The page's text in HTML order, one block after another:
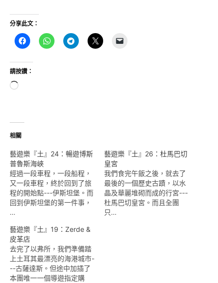
分享此文：
請按讚：
正
入...
相關
藝遊樂『土』24：暢遊博斯
普魯斯海峽
經過一段車程，一段船程，
又一段車程，終於回到了旅
程的開始點---伊斯坦堡。而
回到伊斯坦堡的第一件事，
…
藝遊樂『土』26：杜馬巴切
皇宮
我們食完午飯之後，就去了
最後的一個歷史古蹟，以水
晶及華麗堆砌而成的行宮---
杜馬巴切皇宮。而且全團
只…
藝遊樂『土』19：Zerde &
皮革店
去完了以弗所，我們準備踏
上土耳其最漂亮的海港城市-
--古薩達斯。但途中加插了
本團唯一一個導遊指定購